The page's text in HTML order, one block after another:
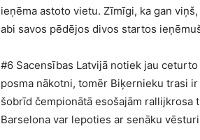
ieņēma astoto vietu. Zīmīgi, ka gan
abi savos pēdējos divos startos
#6 Sacensības Latvijā notiek jau
posma nākotni, tomēr Biķernieku trasi
šobrīd čempionātā esošajām rallijkrosa
Barselona var lepoties ar senāku